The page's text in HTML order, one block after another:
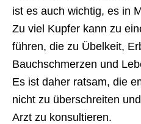
ist es auch wichtig, es in
Zu viel Kupfer kann zu
führen, die zu Übelkeit,
Bauchschmerzen und
Es ist daher ratsam, die
nicht zu überschreiten
Arzt zu konsultieren.